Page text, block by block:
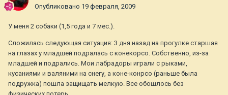
Опубликовано 19 февраля, 2009
У меня 2 собаки (1,5 года и 7 мес.).
Сложилась следующая ситуация: 3 дня назад на прогулке старшая
на глазах у младшей подралась с конекорсо. Собственно, из-за
младшей и подрались. Мои лабрадоры играли с рыками,
кусаниями и валяними на снегу, а коне-конрсо (раньше была
подружка) пошла защищать мелкую. Все обошлось без